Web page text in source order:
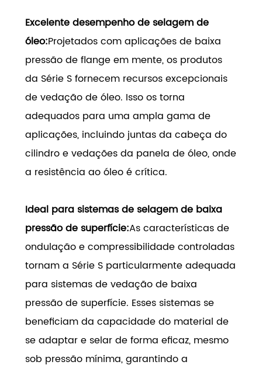
Excelente desempenho de selagem de
óleo:Projetados com aplicações de baixa
pressão de flange em mente, os produtos
da Série S fornecem recursos excepcionais
de vedação de óleo. Isso os torna
adequados para uma ampla gama de
aplicações, incluindo juntas da cabeça do
cilindro e vedações da panela de óleo, onde
a resistência ao óleo é crítica.
Ideal para sistemas de selagem de baixa
pressão de superfície:As características de
ondulação e compressibilidade controladas
tornam a Série S particularmente adequada
para sistemas de vedação de baixa
pressão de superfície. Esses sistemas se
beneficiam da capacidade do material de
se adaptar e selar de forma eficaz, mesmo
sob pressão mínima, garantindo a